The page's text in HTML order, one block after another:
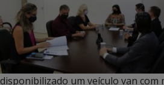
disponibilizado um veículo van